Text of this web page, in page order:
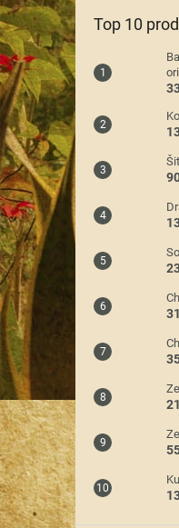
Top 10